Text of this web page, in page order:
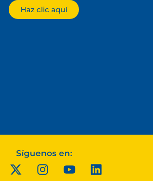
Haz clic aquí
Síguenos en: